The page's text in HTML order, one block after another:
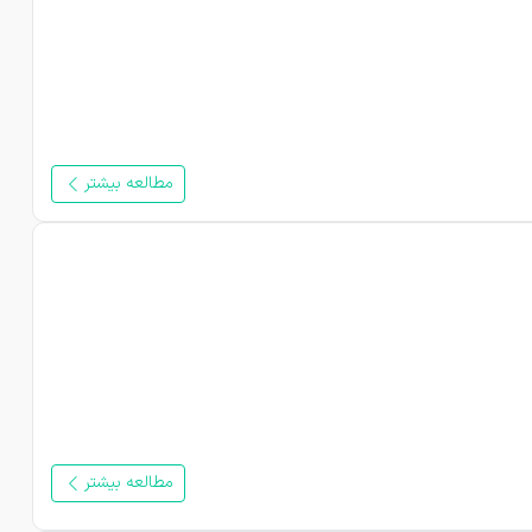
مطالعه بیشتر
مطالعه بیشتر